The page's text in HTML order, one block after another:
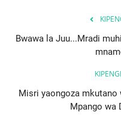
Bwawa la Juu...Mradi
Misri yaongoza mkutano
Mpango wa